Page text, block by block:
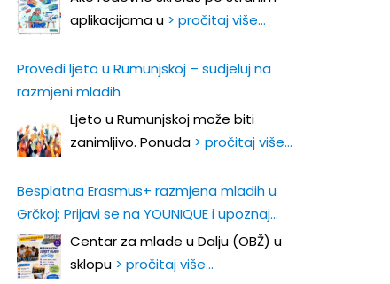
aplikacijama u > pročitaj više…
Provedi ljeto u Rumunjskoj – sudjeluj na
razmjeni mladih
Ljeto u Rumunjskoj može biti
zanimljivo. Ponuda > pročitaj više…
Besplatna Erasmus+ razmjena mladih u
Grčkoj: Prijavi se na YOUNIQUE i upoznaj
Europu iz prve ruke!
Centar za mlade u Dalju (OBŽ) u
sklopu > pročitaj više…